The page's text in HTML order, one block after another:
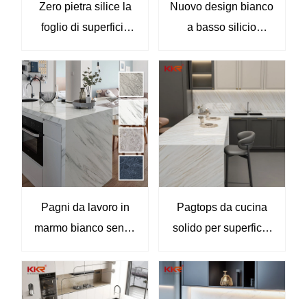
Zero pietra silice la
foglio di superficie
personalizzate per il
piano di lavoro da
cucina kkr-8913
Nuovo design bianco
a basso silicio
polacco Big Slab
Ingegnere Surface
Surface KKR-8925
Pagni da lavoro in
marmo bianco senza
moderne
Pagtops da cucina
solido per superficie
in fabbrica OEM